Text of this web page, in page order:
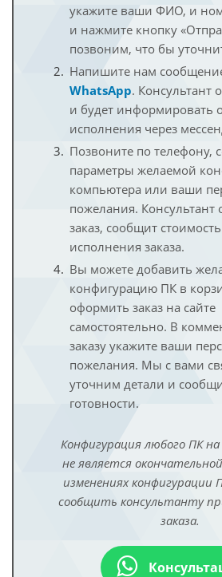
укажите ваши ФИО, и
и нажмите кнопку
позвоним, что бы
Напишите нам
WhatsApp. Консультант
и будет информировать
исполнения через
Позвоните по телефону,
параметры желаемой
компьютера или ваши
пожелания. Консультант
заказ, сообщит
исполнения заказа.
Вы можете добавить
конфигурацию ПК в
оформить заказ на сайте
самостоятельно. В
заказу укажите ваши
пожелания. Мы с вами
уточним детали и
готовности.
Конфигурация любого ПК
не является
изменениях
сообщить консультанту
заказа.